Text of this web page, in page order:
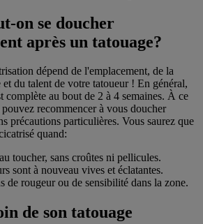
on se doucher
après un tatouage?
dépend de l'emplacement, de la
du talent de votre tatoueur ! En général,
complète au bout de 2 à 4 semaines. À ce
recommencer à vous doucher
précautions particulières. Vous saurez que
quand:
toucher, sans croûtes ni pellicules.
sont à nouveau vives et éclatantes.
de rougeur ou de sensibilité dans la zone.
de son tatouage